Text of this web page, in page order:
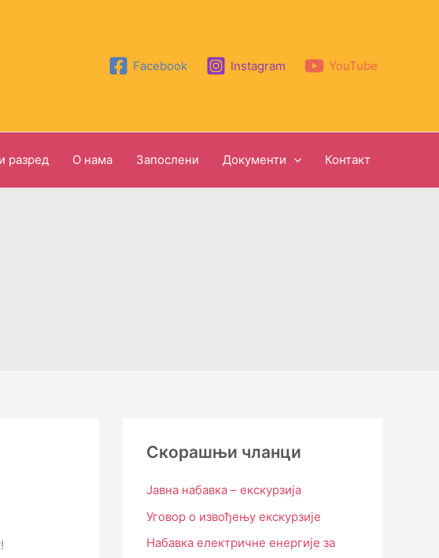
Facebook Instagram YouTube
разред О нама Запослени Документи Контакт
Скорашњи чланци
Јавна набавка – екскурзија
Уговор о извођењу екскурзије
Набавка електричне енергије за